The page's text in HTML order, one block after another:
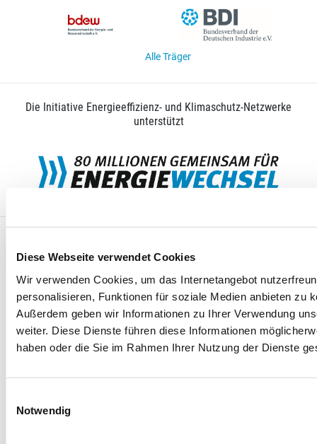
Diese Webseite verwendet Cookies
Wir verwenden Cookies, um das Internetangebot
personalisieren, Funktionen für soziale Medien anbieten zu
Außerdem geben wir Informationen zu Ihrer Verwendung
weiter. Diese Dienste führen diese Informationen
haben oder die Sie im Rahmen Ihrer Nutzung der Dienste
Notwendig
Alle Träger
Die Initiative Energieeffizienz- und Klimaschutz-Netzwerke
unterstützt